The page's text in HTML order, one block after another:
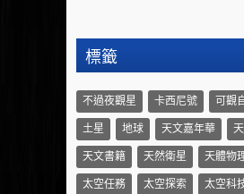
標籤
不過夜觀星 卡西尼號 可觀
土星 地球 天文嘉年華
天文書籍 天然衛星 天體物
太空任務 太空探索 太空科